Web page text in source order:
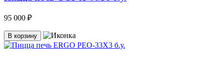
95 000 ₽
В корзину